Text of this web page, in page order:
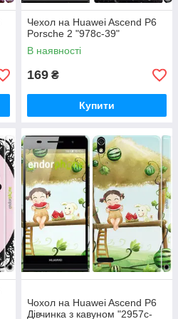
Чехол на Huawei Ascend P6
Porsche 2 "978c-39"
В наявності
169 ₴
Купити
Чохол на Huawei Ascend P6
Дівчинка з кавуном "2957c-